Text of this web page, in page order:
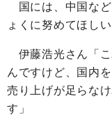
国には、中国など
ょくに努めてほし
伊藤浩光さん「こ
んですけど、国内
売り上げが足らな
す」